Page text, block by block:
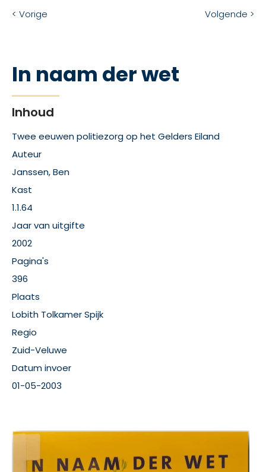
< Vorige Volgende >
In naam der wet
Inhoud
Twee eeuwen politiezorg op het Gelders Eiland
Auteur
Janssen, Ben
Kast
1.1.64
Jaar van uitgifte
2002
Pagina's
396
Plaats
Lobith Tolkamer Spijk
Regio
Zuid-Veluwe
Datum invoer
01-05-2003